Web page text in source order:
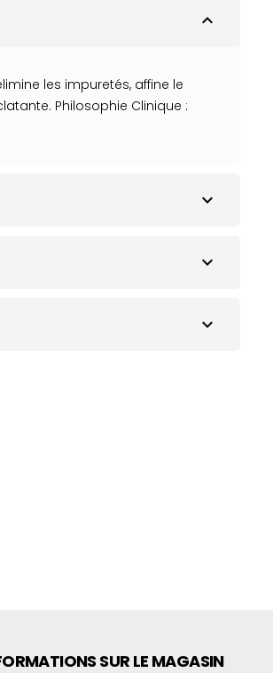
expand_less
les impuretés, affine le
Philosophie Clinique :
expand_more
expand_more
expand_more
SUR LE MAGASIN